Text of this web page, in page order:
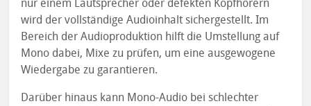
nur einem Lautsprecher oder defekten Kopfhörern
wird der vollständige Audioinhalt sichergestellt. Im
Bereich der Audioproduktion hilft die Umstellung auf
Mono dabei, Mixe zu prüfen, um eine ausgewogene
Wiedergabe zu garantieren.
Darüber hinaus kann Mono-Audio bei schlechter